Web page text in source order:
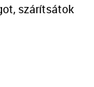
szárítsátok